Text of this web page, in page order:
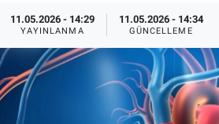
11.05.2026 - 14:29
YAYINLANMA
11.05.2026 - 14:34
GÜNCELLEME
SPOR
YAŞAM
RESMİ İLAN